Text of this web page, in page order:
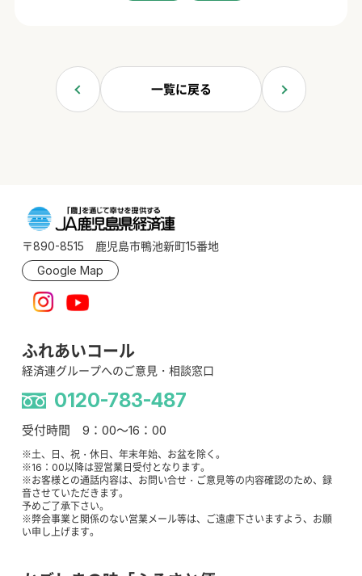
一覧に戻る
〒890-8515 鹿児島市鴨池新町15番地
Google Map
ふれあいコール
経済連グループへのご意見・相談窓口
0120-783-487
受付時間 9：00～16：00
※土、日、祝・休日、年末年始、お盆を除く。
※16：00以降は翌営業日受付となります。
※お客様との通話内容は、お問い合せ・ご意見等の内容確認のため、録
音させていただきます。
予めご了承下さい。
※弊会事業と関係のない営業メール等は、ご遠慮下さいますよう、お願
い申し上げます。